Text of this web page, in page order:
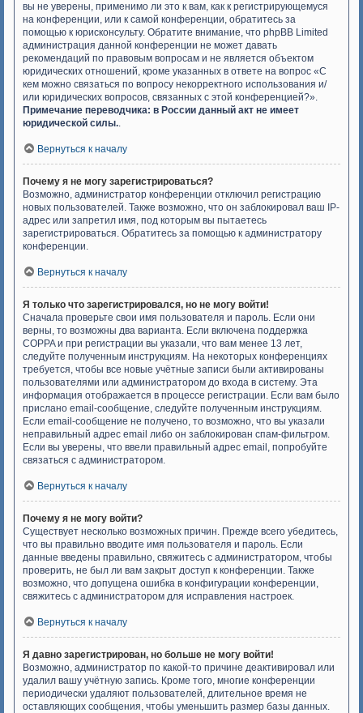
вы не уверены, применимо ли это к вам, как к регистрирующемуся
на конференции, или к самой конференции, обратитесь за
помощью к юрисконсульту. Обратите внимание, что phpBB Limited
администрация данной конференции не может давать
рекомендаций по правовым вопросам и не является объектом
юридических отношений, кроме указанных в ответе на вопрос «С
кем можно связаться по вопросу некорректного использования и/
или юридических вопросов, связанных с этой конференцией?».
Примечание переводчика: в России данный акт не имеет
юридической силы..
Вернуться к началу
Почему я не могу зарегистрироваться?
Возможно, администратор конференции отключил регистрацию
новых пользователей. Также возможно, что он заблокировал ваш IP-
адрес или запретил имя, под которым вы пытаетесь
зарегистрироваться. Обратитесь за помощью к администратору
конференции.
Вернуться к началу
Я только что зарегистрировался, но не могу войти!
Сначала проверьте свои имя пользователя и пароль. Если они
верны, то возможны два варианта. Если включена поддержка
COPPA и при регистрации вы указали, что вам менее 13 лет,
следуйте полученным инструкциям. На некоторых конференциях
требуется, чтобы все новые учётные записи были активированы
пользователями или администратором до входа в систему. Эта
информация отображается в процессе регистрации. Если вам было
прислано email-сообщение, следуйте полученным инструкциям.
Если email-сообщение не получено, то возможно, что вы указали
неправильный адрес email либо он заблокирован спам-фильтром.
Если вы уверены, что ввели правильный адрес email, попробуйте
связаться с администратором.
Вернуться к началу
Почему я не могу войти?
Существует несколько возможных причин. Прежде всего убедитесь,
что вы правильно вводите имя пользователя и пароль. Если
данные введены правильно, свяжитесь с администратором, чтобы
проверить, не был ли вам закрыт доступ к конференции. Также
возможно, что допущена ошибка в конфигурации конференции,
свяжитесь с администратором для исправления настроек.
Вернуться к началу
Я давно зарегистрирован, но больше не могу войти!
Возможно, администратор по какой-то причине деактивировал или
удалил вашу учётную запись. Кроме того, многие конференции
периодически удаляют пользователей, длительное время не
оставляющих сообщения, чтобы уменьшить размер базы данных.